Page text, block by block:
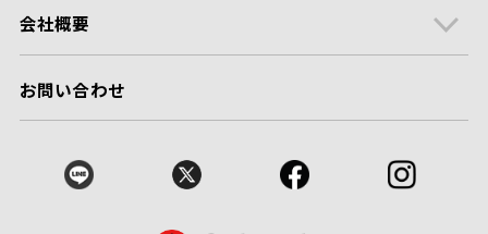
会社概要
お問い合わせ